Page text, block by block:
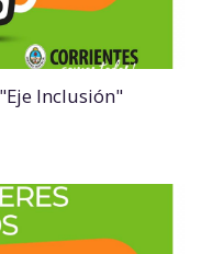
Inclusión"